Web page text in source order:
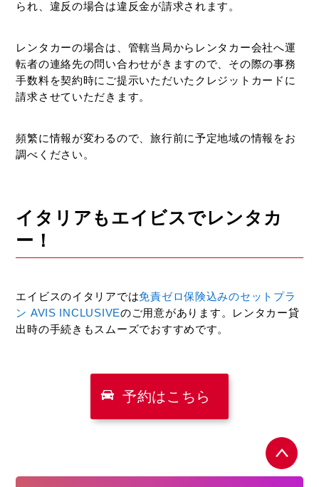
られ、違反の場合は違反金が請求されます。
レンタカーの場合は、管轄当局からレンタカー会社へ運
転者の連絡先の問い合わせがきますので、その際の事務
手数料を契約時にご提示いただいたクレジットカードに
請求させていただきます。
頻繁に情報が変わるので、旅行前に予定地域の情報をお
調べください。
イタリアもエイビスでレンタカ
ー！
エイビスのイタリアでは免責ゼロ保険込みのセットプラ
ン AVIS INCLUSIVEのご用意があります。レンタカー貸
出時の手続きもスムーズでおすすめです。
予約はこちら